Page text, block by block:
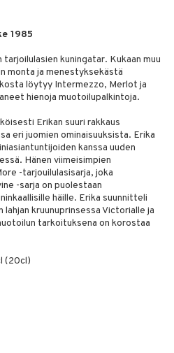
1985
kuningatar. Kukaan muu
monta ja menestyksekästä
löytyy Intermezzo, Merlot ja
hienoja muotoilupalkintoja.
Erikan suuri rakkaus
eri juomien ominaisuuksista. Erika
kanssa uuden
Hänen viimeisimpien
-tarjouilulasisarja, joka
-sarja on puolestaan
häille. Erika suunnitteli
kruunuprinsessa Victorialle ja
tarkoituksena on korostaa
(20cl)